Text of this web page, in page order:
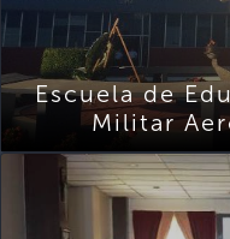
Escuela de
Militar